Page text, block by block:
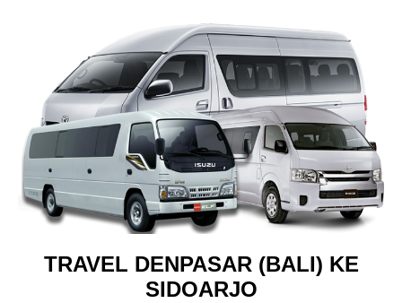
TRAVEL DENPASAR (BALI) KE
SIDOARJO